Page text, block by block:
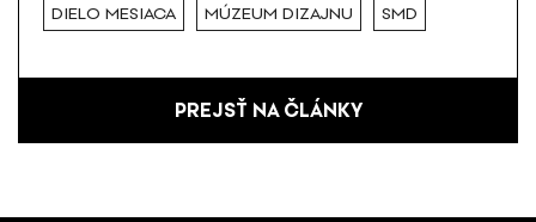
DIELO MESIACA MÚZEUM DIZAJNU SMD
PREJSŤ NA ČLÁNKY